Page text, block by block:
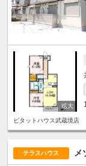
ピタットハウス武蔵境店
テラスハウス メ